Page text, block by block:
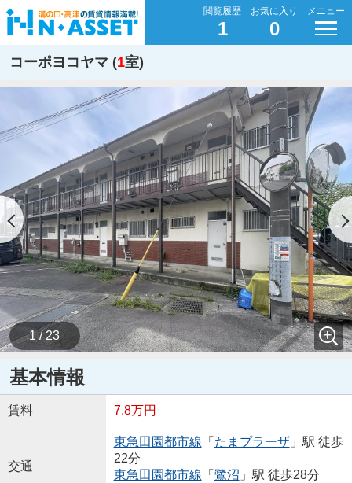
閲覧履歴
1
お気に入り
0
メニュー
コーポヨコヤマ (1室)
1 / 23
基本情報
賃料 7.8万円
交通
東急田園都市線 「 たまプラーザ」駅 徒歩
22分
東急田園都市線 「 鷺沼 」駅 徒歩28分